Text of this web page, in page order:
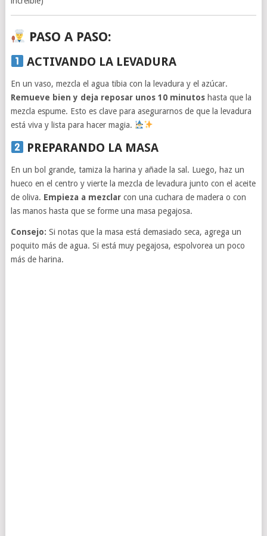
PASO A PASO:
ACTIVANDO LA LEVADURA
En un vaso, mezcla el agua tibia con la levadura y el azúcar.
Remueve bien y deja reposar unos 10 minutoshasta que la
mezcla espume. Esto es clave para asegurarnos de que la levadura
está viva y lista para hacer magia.
PREPARANDO LA MASA
En un bol grande, tamiza la harina y añade la sal. Luego, haz un
hueco en el centro y vierte la mezcla de levadura junto con el aceite
de oliva. Empieza a mezclarcon una cuchara de madera o con
las manos hasta que se forme una masa pegajosa.
Consejo: Si notas que la masa está demasiado seca, agrega un
poquito más de agua. Si está muy pegajosa, espolvorea un poco
más de harina.